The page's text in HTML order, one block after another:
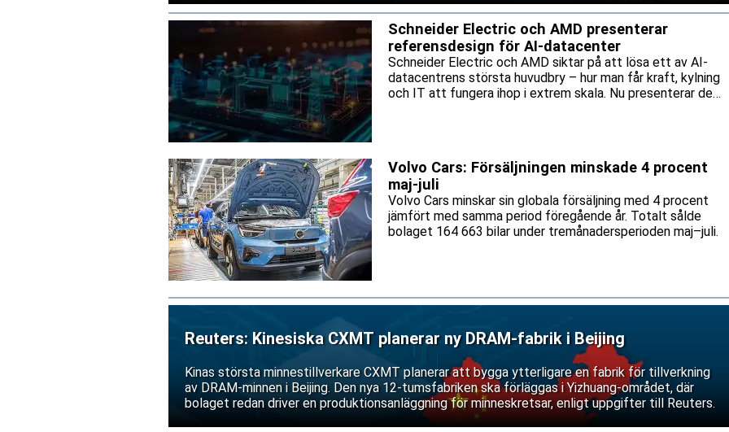
Schneider Electric och AMD presenterar
referensdesign för AI-datacenter
Schneider Electric och AMD siktar på att lösa ett av AI-
datacentrens största huvudbry – hur man får kraft, kylning
och IT att fungera ihop i extrem skala. Nu presenterar de
Volvo Cars: Försäljningen minskade 4 procent
maj-juli
Volvo Cars minskar sin globala försäljning med 4 procent
jämfört med samma period föregående år. Totalt sålde
bolaget 164 663 bilar under tremånadersperioden maj–juli.
Reuters: Kinesiska CXMT planerar ny DRAM-fabrik i Beijing
Kinas största minnestillverkare CXMT planerar att bygga ytterligare en fabrik för tillverkning
av DRAM-minnen i Beijing. Den nya 12-tumsfabriken ska förläggas i Yizhuang-området, där
bolaget redan driver en produktionsanläggning för minneskretsar, enligt uppgifter till Reuters.